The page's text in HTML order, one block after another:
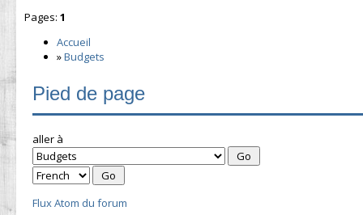
Pages: 1
Accueil
»Budgets
Pied de page
aller à
Flux Atom du forum